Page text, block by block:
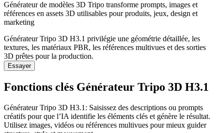
Générateur de modèles 3D Tripo transforme prompts, images et
références en assets 3D utilisables pour produits, jeux, design et
marketing
Générateur Tripo 3D H3.1 privilégie une géométrie détaillée, les
textures, les matériaux PBR, les références multivues et des sorties
3D prêtes pour la production.
Essayer
Fonctions clés Générateur Tripo 3D H3.1
Générateur Tripo 3D H3.1: Saisissez des descriptions ou prompts
créatifs pour que l’IA identifie les éléments clés et génère le résultat.
Utilisez images, vidéos ou références multivues pour mieux guider